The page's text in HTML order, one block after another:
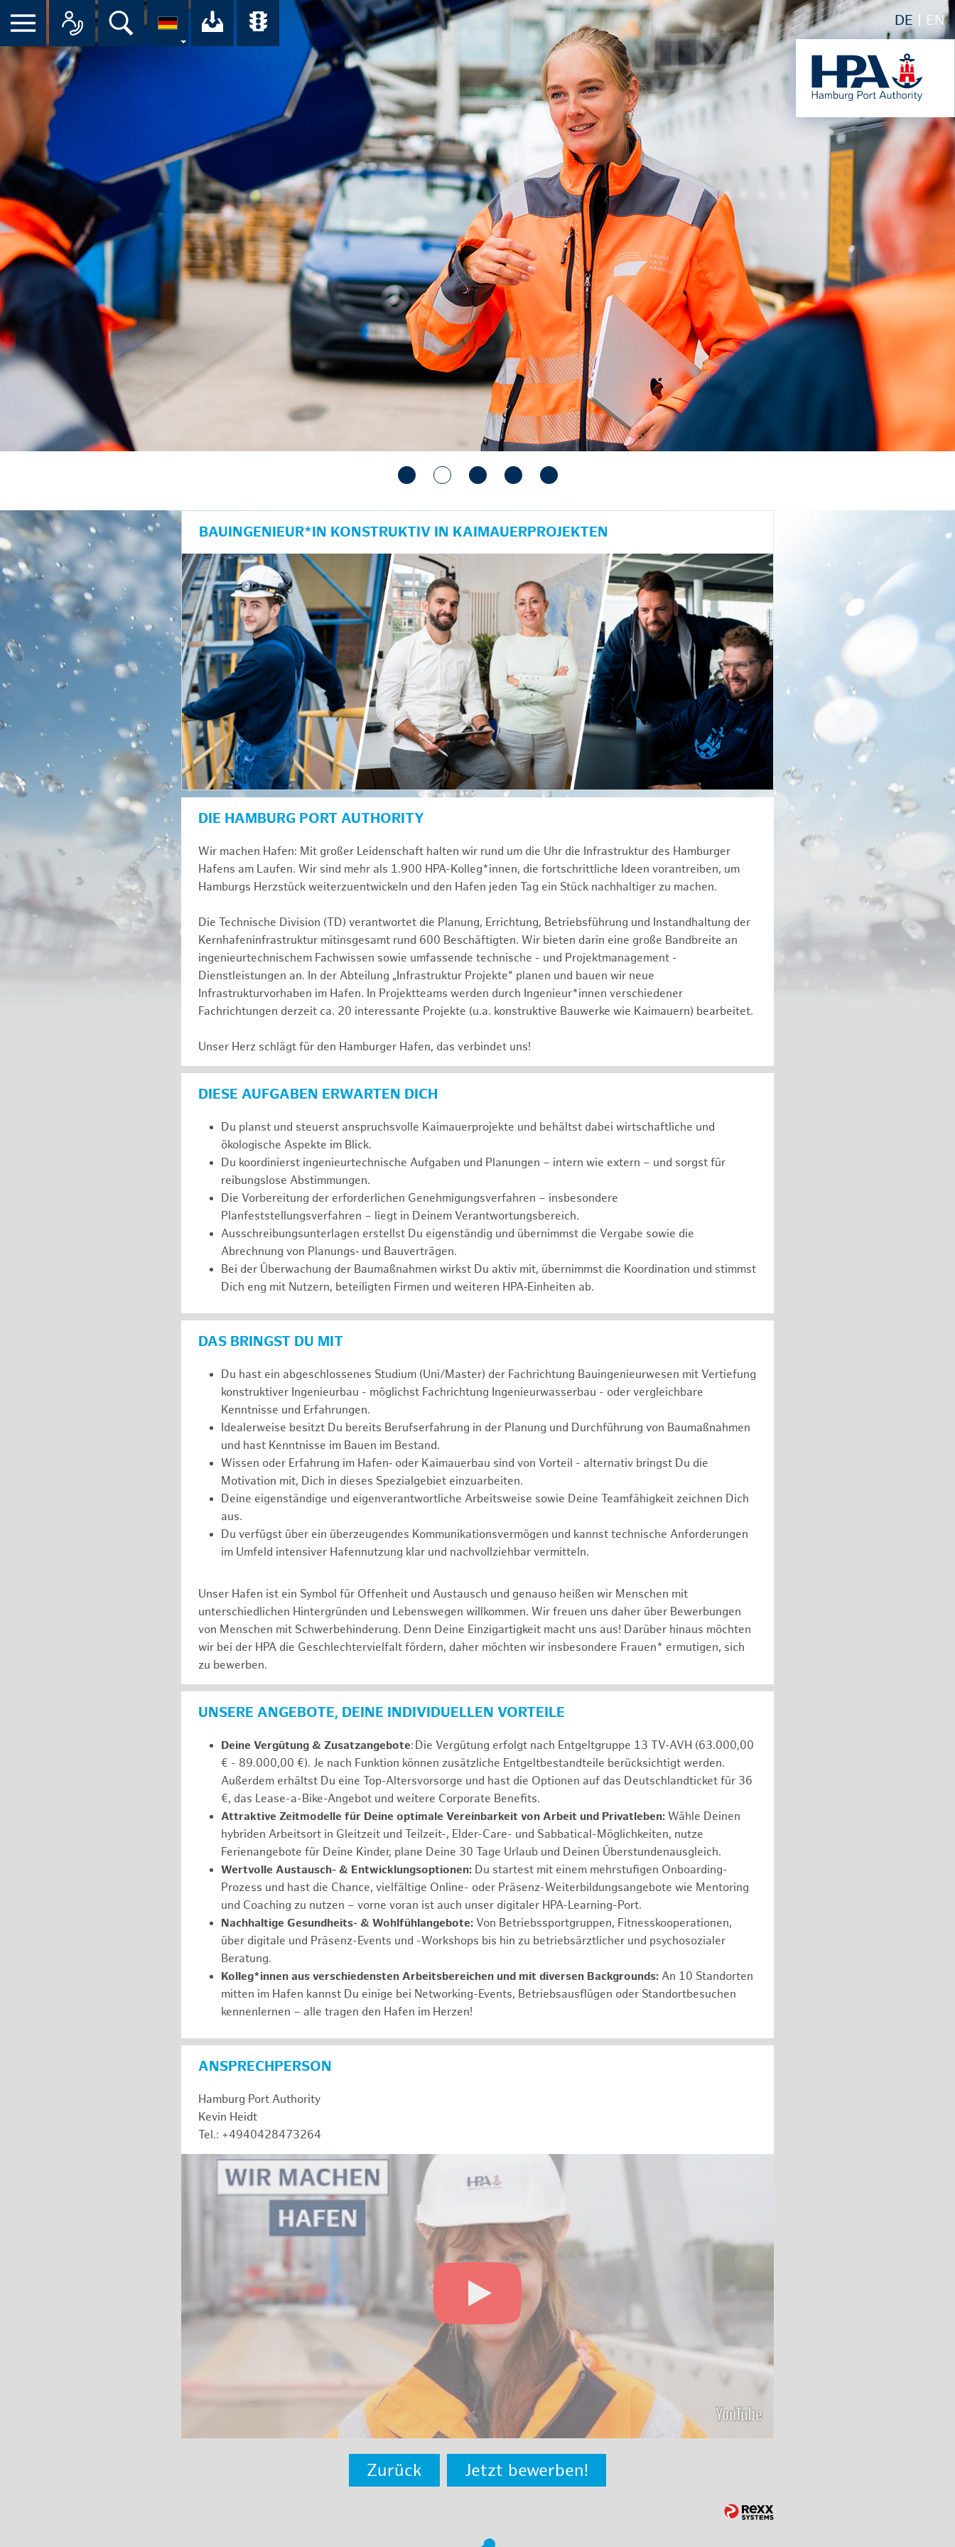
DE EN
Suche Ihr Download-Center der HPA
Übersicht aller Verkehrsmeldungen im Hafen am
BAUINGENIEUR*IN KONSTRUKTIV IN KAIMAUERPROJEKTEN
DIE HAMBURG PORT AUTHORITY
Wir machen Hafen: Mit großer Leidenschaft halten wir rund um die Uhr die Infrastruktur des Hamburger
Hafens am Laufen. Wir sind mehr als 1.900 HPA-Kolleg*innen, die fortschrittliche Ideen vorantreiben, um
Hamburgs Herzstück weiterzuentwickeln und den Hafen jeden Tag ein Stück nachhaltiger zu machen.
Die Technische Division (TD) verantwortet die Planung, Errichtung, Betriebsführung und Instandhaltung der
Kernhafeninfrastruktur mitinsgesamt rund 600 Beschäftigten. Wir bieten darin eine große Bandbreite an
ingenieurtechnischem Fachwissen sowie umfassende technische - und Projektmanagement -
Dienstleistungen an. In der Abteilung „Infrastruktur Projekte“ planen und bauen wir neue
Infrastrukturvorhaben im Hafen. In Projektteams werden durch Ingenieur*innen verschiedener
Fachrichtungen derzeit ca. 20 interessante Projekte (u.a. konstruktive Bauwerke wie Kaimauern) bearbeitet.
Unser Herz schlägt für den Hamburger Hafen, das verbindet uns!
DIESE AUFGABEN ERWARTEN DICH
Du planst und steuerst anspruchsvolle Kaimauerprojekte und behältst dabei wirtschaftliche und
ökologische Aspekte im Blick.
Du koordinierst ingenieurtechnische Aufgaben und Planungen – intern wie extern – und sorgst für
reibungslose Abstimmungen.
Die Vorbereitung der erforderlichen Genehmigungsverfahren – insbesondere
Planfeststellungsverfahren – liegt in Deinem Verantwortungsbereich.
Ausschreibungsunterlagen erstellst Du eigenständig und übernimmst die Vergabe sowie die
Abrechnung von Planungs‑ und Bauverträgen.
Bei der Überwachung der Baumaßnahmen wirkst Du aktiv mit, übernimmst die Koordination und stimmst
Dich eng mit Nutzern, beteiligten Firmen und weiteren HPA‑Einheiten ab.
DAS BRINGST DU MIT
Du hast ein abgeschlossenes Studium (Uni/Master) der Fachrichtung Bauingenieurwesen mit Vertiefung
konstruktiver Ingenieurbau - möglichst Fachrichtung Ingenieurwasserbau - oder vergleichbare
Kenntnisse und Erfahrungen.
Idealerweise besitzt Du bereits Berufserfahrung in der Planung und Durchführung von Baumaßnahmen
und hast Kenntnisse im Bauen im Bestand.
Wissen oder Erfahrung im Hafen‑ oder Kaimauerbau sind von Vorteil - alternativ bringst Du die
Motivation mit, Dich in dieses Spezialgebiet einzuarbeiten.
Deine eigenständige und eigenverantwortliche Arbeitsweise sowie Deine Teamfähigkeit zeichnen Dich
aus.
Du verfügst über ein überzeugendes Kommunikationsvermögen und kannst technische Anforderungen
im Umfeld intensiver Hafennutzung klar und nachvollziehbar vermitteln.
Unser Hafen ist ein Symbol für Offenheit und Austausch und genauso heißen wir Menschen mit
unterschiedlichen Hintergründen und Lebenswegen willkommen. Wir freuen uns daher über Bewerbungen
von Menschen mit Schwerbehinderung. Denn Deine Einzigartigkeit macht uns aus! Darüber hinaus möchten
wir bei der HPA die Geschlechtervielfalt fördern, daher möchten wir insbesondere Frauen* ermutigen, sich
zu bewerben.
UNSERE ANGEBOTE, DEINE INDIVIDUELLEN VORTEILE
Deine Vergütung & Zusatzangebote: Die Vergütung erfolgt nach Entgeltgruppe 13 TV-AVH (63.000,00
€ - 89.000,00 €). Je nach Funktion können zusätzliche Entgeltbestandteile berücksichtigt werden.
Außerdem erhältst Du eine Top-Altersvorsorge und hast die Optionen auf das Deutschlandticket für 36
€, das Lease-a-Bike-Angebot und weitere Corporate Benefits.
Attraktive Zeitmodelle für Deine optimale Vereinbarkeit von Arbeit und Privatleben: Wähle Deinen
hybriden Arbeitsort in Gleitzeit und Teilzeit-, Elder-Care- und Sabbatical-Möglichkeiten, nutze
Ferienangebote für Deine Kinder, plane Deine 30 Tage Urlaub und Deinen Überstundenausgleich.
Wertvolle Austausch- & Entwicklungsoptionen: Du startest mit einem mehrstufigen Onboarding-
Prozess und hast die Chance, vielfältige Online- oder Präsenz-Weiterbildungsangebote wie Mentoring
und Coaching zu nutzen – vorne voran ist auch unser digitaler HPA-Learning-Port.
Nachhaltige Gesundheits- & Wohlfühlangebote: Von Betriebssportgruppen, Fitnesskooperationen,
über digitale und Präsenz-Events und -Workshops bis hin zu betriebsärztlicher und psychosozialer
Beratung.
Kolleg*innen aus verschiedensten Arbeitsbereichen und mit diversen Backgrounds: An 10 Standorten
mitten im Hafen kannst Du einige bei Networking-Events, Betriebsausflügen oder Standortbesuchen
kennenlernen – alle tragen den Hafen im Herzen!
ANSPRECHPERSON
Hamburg Port Authority
Kevin Heidt
Tel.: +4940428473264
Zurück Jetzt bewerben!